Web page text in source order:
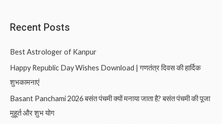
Recent Posts
Best Astrologer of Kanpur
Happy Republic Day Wishes Download | गणतंत्र दिवस की हार्दिक
शुभकामनाएं
Basant Panchami 2026 बसंत पंचमी क्यों मनाया जाता है? बसंत पंचमी की पूजा
मुहूर्त और शुभ योग